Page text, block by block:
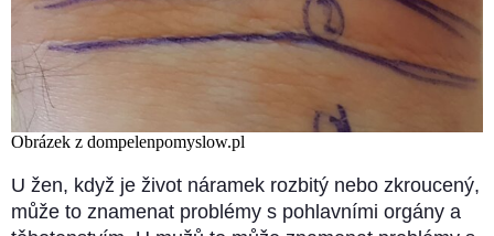
Obrázek z dompelenpomyslow.pl
U žen, když je život náramek rozbitý nebo zkroucený,
může to znamenat problémy s pohlavními orgány a